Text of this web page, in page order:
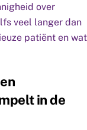
over
veel langer dan
patiënt en wat
in de